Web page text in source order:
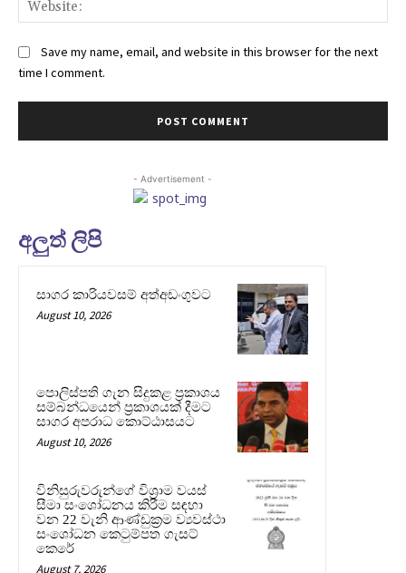
Save my name, email, and website in this browser for the next
time I comment.
- Advertisement -
අලුත් ලිපි
සාගර කාරියවසම් අත්අඩංගුවට
August 10, 2026
පොලිස්පති ගැන සිදුකළ ප්‍රකාශය
සම්බන්ධයෙන් ප්‍රකාශයක් දීමට
සාගර අපරාධ කොට්ඨාසයට
August 10, 2026
විනිසුරුවරුන්ගේ විශ්‍රාම වයස්
සීමා සංශෝධනය කිරීම සඳහා
වන 22 වැනි ආණ්ඩුක්‍රම ව්‍යවස්ථා
සංශෝධන කෙටුම්පත ගැසට්
කෙරේ
August 7, 2026